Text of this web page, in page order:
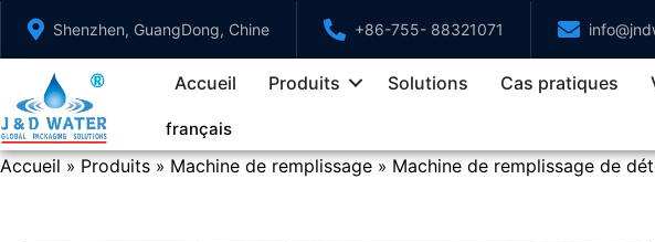
Aller
contenu
Shenzhen, GuangDong, Chine +86-755- 88321071
Accueil Produits Solutions Cas pratiques
français
Accueil » Produits » Machine de remplissage » Machine de remplissage de